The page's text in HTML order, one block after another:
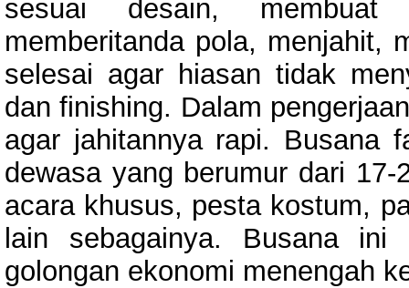
sesuai desain, membuat
memberitanda pola, menjahit,
selesai agar hiasan tidak
dan finishing. Dalam
agar jahitannya rapi. Busana
dewasa yang berumur dari
acara khusus, pesta kostum,
lain sebagainya. Busana
golongan ekonomi menengah